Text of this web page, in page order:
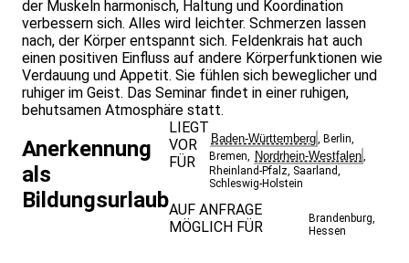
der Muskeln harmonisch, Haltung und Koordination
verbessern sich. Alles wird leichter. Schmerzen lassen
nach, der Körper entspannt sich. Feldenkrais hat auch
einen positiven Einfluss auf andere Körperfunktionen wie
Verdauung und Appetit. Sie fühlen sich beweglicher und
ruhiger im Geist. Das Seminar findet in einer ruhigen,
behutsamen Atmosphäre statt.
Anerkennung
als
Bildungsurlaub
LIEGT
VOR
FÜR
Baden-Württemberg Berlin
Bremen
Nordrhein-Westfalen
Rheinland-Pfalz Saarland
Schleswig-Holstein
AUF ANFRAGE
MÖGLICH FÜR
Brandenburg
Hessen